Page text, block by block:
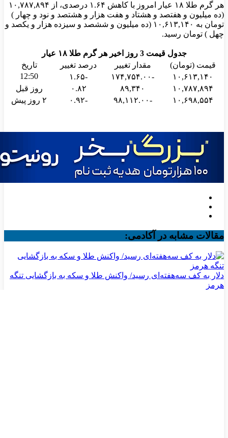
هر گرم طلا ۱۸ عیار امروز با کاهش ۱.۶۴ درصدی، از ۱۰,۷۸۷,۸۹۴
(ده میلیون و هفتصد و هشتاد و هفت هزار و هشتصد و نود و چهار )
تومان به ۱۰,۶۱۳,۱۴۰ (ده میلیون و ششصد و سیزده هزار و یکصد و
چهل ) تومان رسید.
جدول قیمت 3 روز اخیر هر گرم طلا ۱۸ عیار
قیمت (تومان)
مقدار تغییر درصد تغییر
تاریخ
۱۰,۶۱۳,۱۴۰
-۱۷۴,۷۵۴.۰۰ -۱.۶۵
12:50
۱۰,۷۸۷,۸۹۴
۸۹,۳۴۰ ۰.۸۲
روز قبل
۱۰,۶۹۸,۵۵۴
-۹۸,۱۱۲.۰۰ -۰.۹۲ ۲ روز پیش
مقالات مشابه در آکادمی:
دلار به کف سه‌هفته‌ای رسید/ واکنش طلا و سکه به بازگشایی تنگه
هرمز